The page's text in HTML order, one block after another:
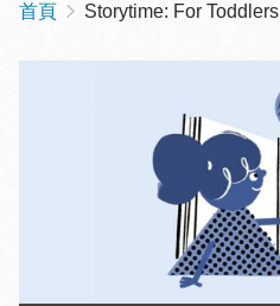
導
航
首頁 Storytime: For Toddlers